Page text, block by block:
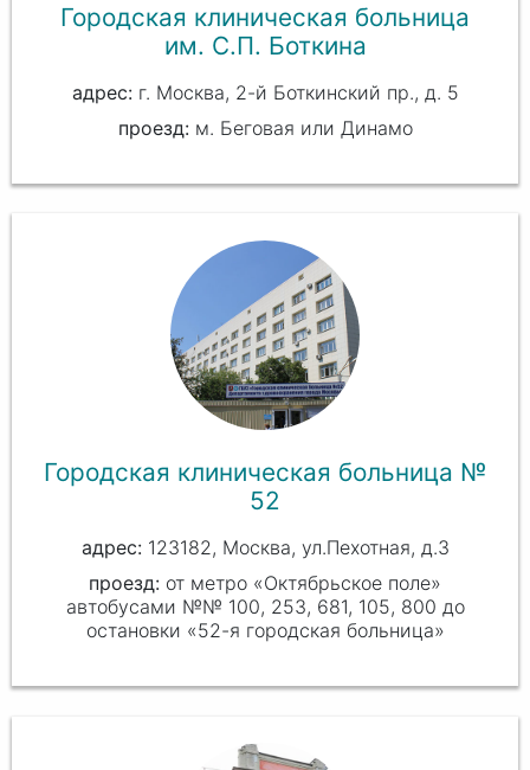
Городская клиническая больница
им. С.П. Боткина
г. Москва, 2-й Боткинский пр., д. 5
проезд: м. Беговая или Динамо
Городская клиническая больница №
52
123182, Москва, ул.Пехотная, д.3
проезд: от метро «Октябрьское поле»
автобусами №№ 100, 253, 681, 105, 800 до
остановки «52-я городская больница»